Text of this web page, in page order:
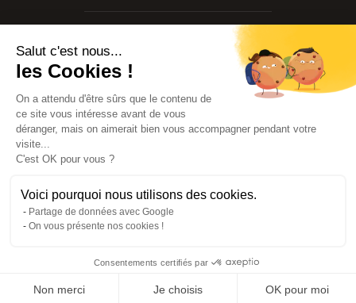
Salut c'est nous...
les Cookies !
On a attendu d'être sûrs que le contenu de
ce site vous intéresse avant de vous
déranger, mais on aimerait bien vous accompagner pendant votre
visite...
C'est OK pour vous ?
Voici pourquoi nous utilisons des cookies.
Partage de données avec Google
On vous présente nos cookies !
Consentements certifiés par
Non merci Je choisis OK pour moi
© 2026 SyndiCompare. Tous droits
Premier comparateur de tarifs de
Service
gratuit
sécurisées